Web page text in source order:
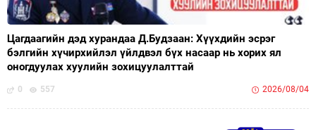
Цагдаагийн дэд хурандаа Д.Будзаан: Хүүхдийн эсрэг
бэлгийн хүчирхийлэл үйлдвэл бүх насаар нь хорих ял
оногдуулах хуулийн зохицуулалттай
0 557 2026/08/04